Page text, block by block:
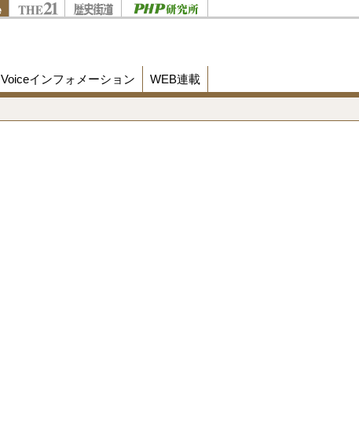
Voiceインフォメーション WEB連載